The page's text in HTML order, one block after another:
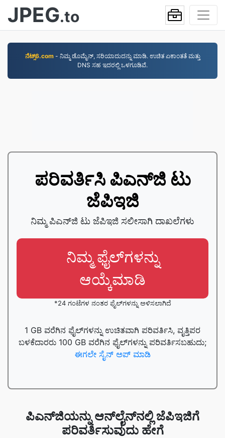
JPEG.to
ನೆಟ್ಸ್6.com- ನಿಮ್ಮ ಡೊಮೈನ್, ಸರಿಯಾದುದನ್ನು ಮಾಡಿ. ಉಚಿತ ಏಕಾಂತತೆ ಮತ್ತು
DNS ಸಹ ಇದರಲ್ಲಿ ಒಳಗೂಡಿವೆ.
ಪರಿವರ್ತಿಸಿ ಪಿಎನ್‌ಜಿ ಟು
ಜೆಪಿಇಜಿ
ನಿಮ್ಮ ಪಿಎನ್‌ಜಿ ಟು ಜೆಪಿಇಜಿ ಸಲೀಸಾಗಿ ದಾಖಲೆಗಳು
ನಿಮ್ಮ ಫೈಲ್‌ಗಳನ್ನು
ಆಯ್ಕೆಮಾಡಿ
*24 ಗಂಟೆಗಳ ನಂತರ ಫೈಲ್‌ಗಳನ್ನು ಅಳಿಸಲಾಗಿದೆ
1 GB ವರೆಗಿನ ಫೈಲ್‌ಗಳನ್ನು ಉಚಿತವಾಗಿ ಪರಿವರ್ತಿಸಿ, ವೃತ್ತಿಪರ
ಬಳಕೆದಾರರು 100 GB ವರೆಗಿನ ಫೈಲ್‌ಗಳನ್ನು ಪರಿವರ್ತಿಸಬಹುದು;
ಈಗಲೇ ಸೈನ್ ಅಪ್ ಮಾಡಿ
ಪಿಎನ್‌ಜಿಯನ್ನು ಆನ್‌ಲೈನ್‌ನಲ್ಲಿ ಜೆಪಿಇಜಿಗೆ
ಪರಿವರ್ತಿಸುವುದು ಹೇಗೆ